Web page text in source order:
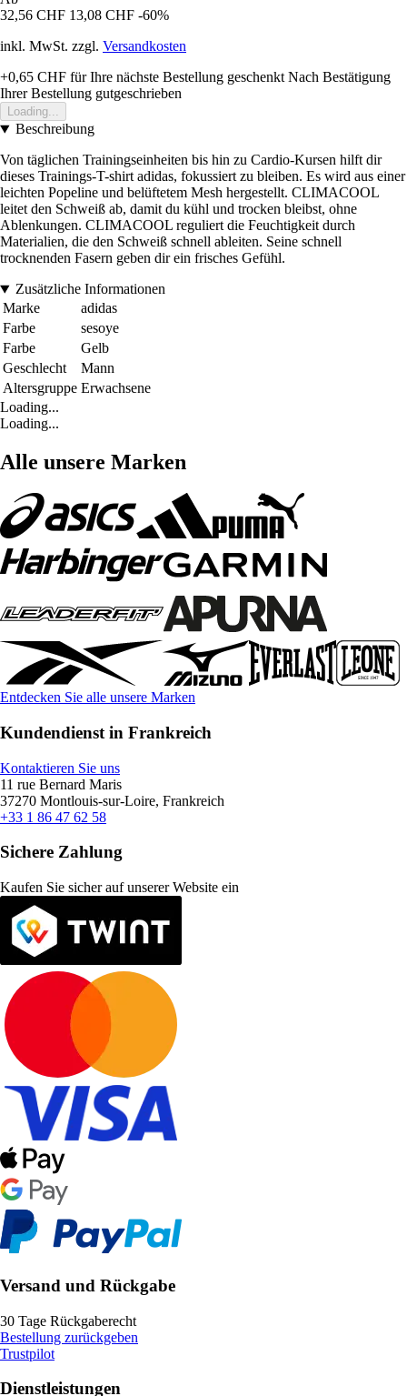
32,56 CHF 13,08 CHF -60%
inkl. MwSt. zzgl. Versandkosten
+0,65 CHF für Ihre nächste Bestellung geschenkt Nach Bestätigung
Ihrer Bestellung gutgeschrieben
Loading...
Beschreibung
Von täglichen Trainingseinheiten bis hin zu Cardio-Kursen hilft dir
dieses Trainings-T-shirt adidas, fokussiert zu bleiben. Es wird aus einer
leichten Popeline und belüftetem Mesh hergestellt. CLIMACOOL
leitet den Schweiß ab, damit du kühl und trocken bleibst, ohne
Ablenkungen. CLIMACOOL reguliert die Feuchtigkeit durch
Materialien, die den Schweiß schnell ableiten. Seine schnell
trocknenden Fasern geben dir ein frisches Gefühl.
Zusätzliche Informationen
Marke
adidas
Farbe
sesoye
Farbe
Gelb
Geschlecht
Mann
Altersgruppe Erwachsene
Loading...
Loading...
Alle unsere Marken
Entdecken Sie alle unsere Marken
Kundendienst in Frankreich
Kontaktieren Sie uns
11 rue Bernard Maris
37270 Montlouis-sur-Loire, Frankreich
+33 1 86 47 62 58
Sichere Zahlung
Kaufen Sie sicher auf unserer Website ein
Versand und Rückgabe
30 Tage Rückgaberecht
Bestellung zurückgeben
Trustpilot
Dienstleistungen